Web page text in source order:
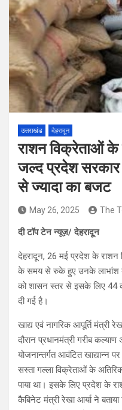
उत्तराखंड देहरादून
राशन विक्रेताओं के
जल्द प्रदेश सरकार
से ज्यादा का बजट
May 26, 2025 The
दी टॉप टेन न्यूज़/ देहरादून
देहरादून, 26 मई प्रदेश के
के समय से रुके हुए उनके लाभांश
को शासन स्तर से इसके लिए 44
दी गई है।
खाद्य एवं नागरिक आपूर्ति मंत्री
दौरान प्रधानमंत्री गरीब
योजनान्तर्गत आवंटित खाद्यान्न
सस्ता गल्ला विक्रेताओं के
पाया था। इसके लिए प्रदेश के
कैबिनेट मंत्री रेखा आर्या ने